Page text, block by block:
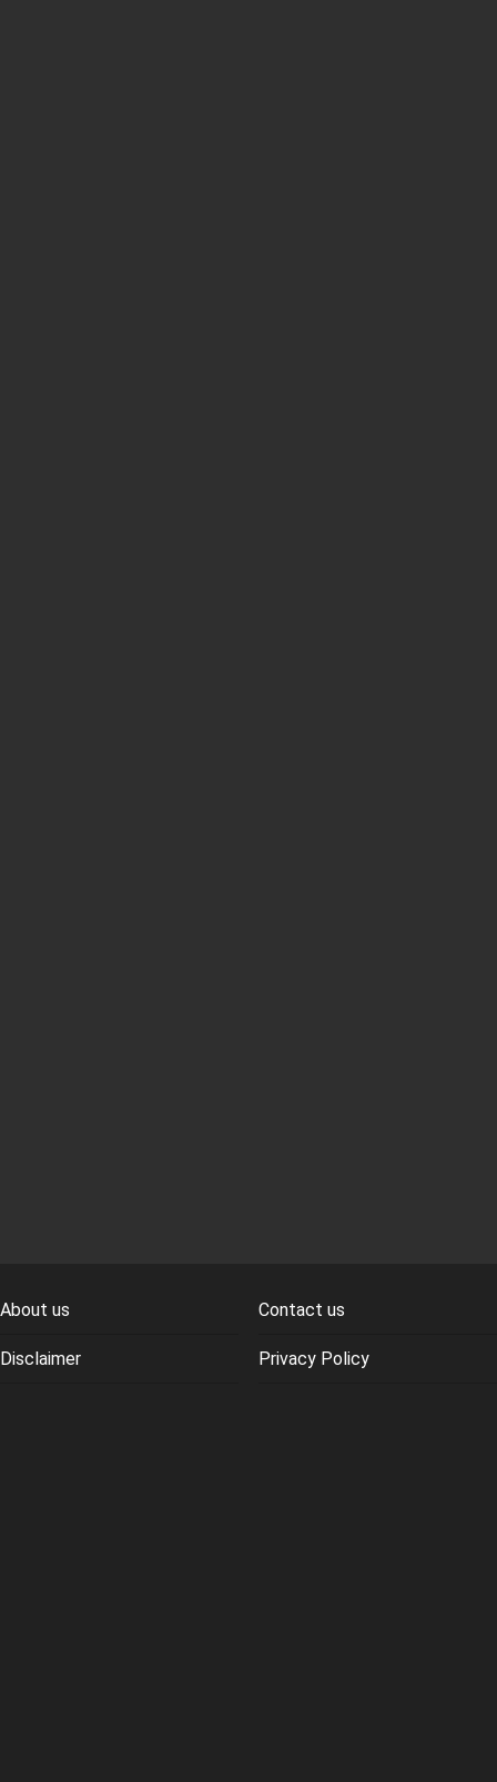
About us Contact us
Disclaimer Privacy Policy